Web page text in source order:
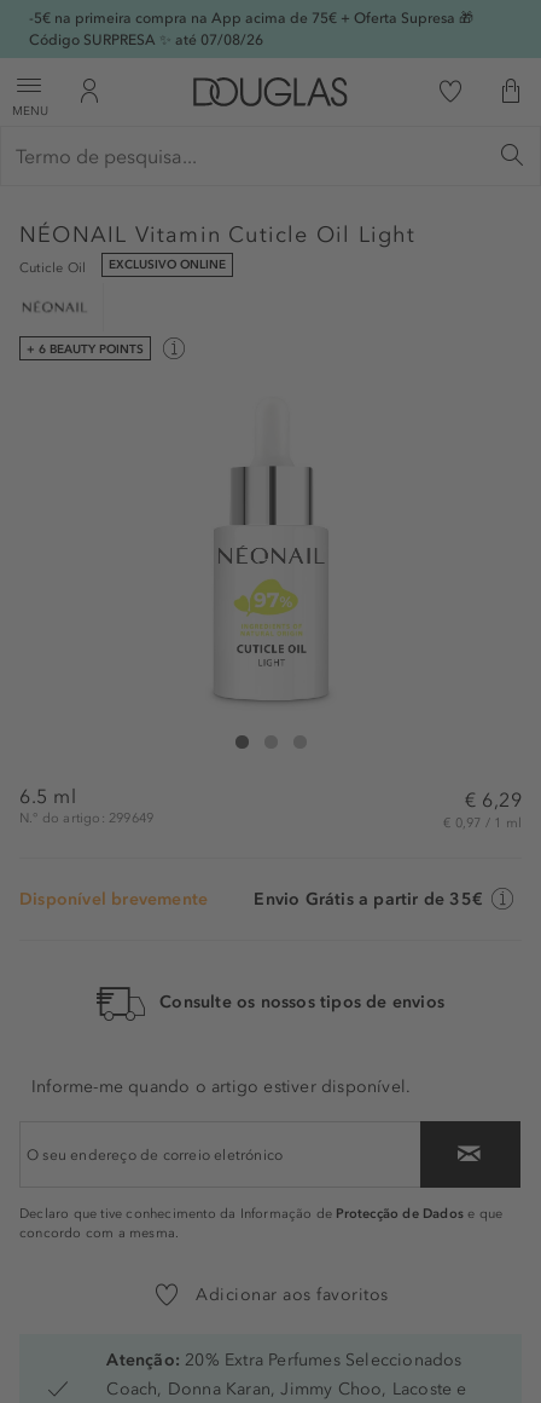
-5€ na primeira compra na App acima de 75€ + Oferta Supresa 🎁
Código SURPRESA ✨ até 07/08/26
MENU
NÉONAIL Vitamin Cuticle Oil Light
Cuticle Oil EXCLUSIVO ONLINE
+ 6 BEAUTY POINTS
NÉONAIL Vitamin Cuticle Oil Light
6.5 ml
N.° do artigo: 299649
€ 6,29
€ 0,97 / 1 ml
Disponível brevemente Envio Grátis a partir de 35€
Consulte os nossos tipos de envios
Informe-me quando o artigo estiver disponível.
Declaro que tive conhecimento da Informação de Protecção de Dados e que
concordo com a mesma.
Adicionar aos favoritos
Atenção: 20% Extra Perfumes Seleccionados
Coach, Donna Karan, Jimmy Choo, Lacoste e